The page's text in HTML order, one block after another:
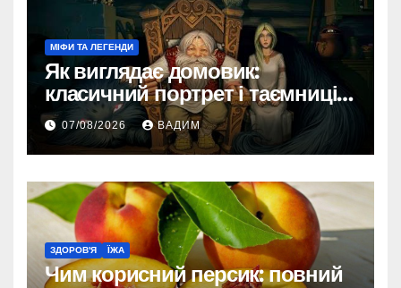
МІФИ ТА ЛЕГЕНДИ
Як виглядає домовик:
класичний портрет і таємниці
зовнішності
07/08/2026 ВАДИМ
ЗДОРОВ'Я ЇЖА
Чим корисний персик: повний